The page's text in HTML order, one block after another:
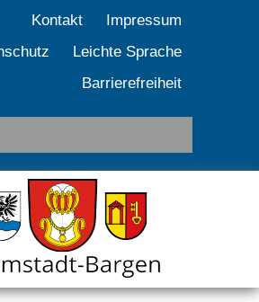
Kontakt
Impressum
Leichte Sprache
Barrierefreiheit